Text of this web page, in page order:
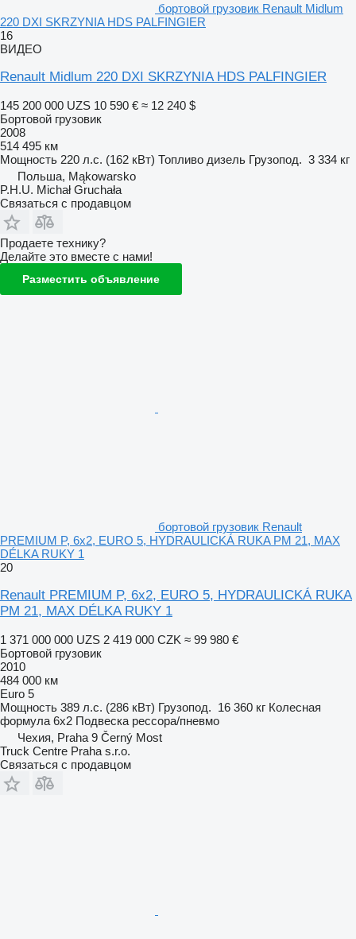
бортовой грузовик Renault Midlum
220 DXI SKRZYNIA HDS PALFINGIER
16
ВИДЕО
Renault Midlum 220 DXI SKRZYNIA HDS PALFINGIER
145 200 000 UZS 10 590 € ≈ 12 240 $
Бортовой грузовик
2008
514 495 км
Мощность 220 л.с. (162 кВт) Топливо дизель Грузопод. 3 334 кг
Польша, Mąkowarsko
P.H.U. Michał Gruchała
Связаться с продавцом
Продаете технику?
Делайте это вместе с нами!
Разместить объявление
бортовой грузовик Renault
PREMIUM P, 6x2, EURO 5, HYDRAULICKÁ RUKA PM 21, MAX
DÉLKA RUKY 1
20
Renault PREMIUM P, 6x2, EURO 5, HYDRAULICKÁ RUKA
PM 21, MAX DÉLKA RUKY 1
1 371 000 000 UZS 2 419 000 CZK ≈ 99 980 €
Бортовой грузовик
2010
484 000 км
Euro 5
Мощность 389 л.с. (286 кВт) Грузопод. 16 360 кг Колесная
формула 6x2 Подвеска рессора/пневмо
Чехия, Praha 9 Černý Most
Truck Centre Praha s.r.o.
Связаться с продавцом